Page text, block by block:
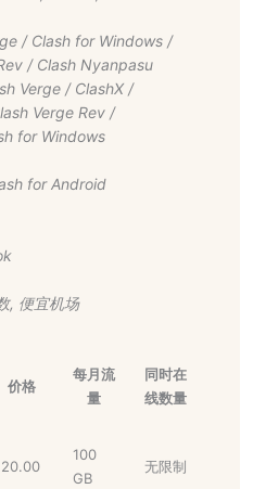
/ Clash for Windows/
/ Clash Nyanpasu
Verge/ ClashX/
Verge Rev/
for Windows
for Android
, 便宜机场
价格
每月流
量
同时在
线数量
20.00
100
GB
无限制